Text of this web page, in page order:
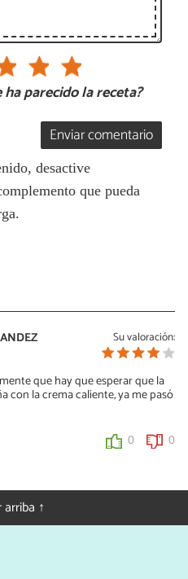
ha parecido la receta?
Enviar comentario
desactive
que pueda
Su valoración:
que hay que esperar que la
con la crema caliente, ya me pasó
0 0
↑